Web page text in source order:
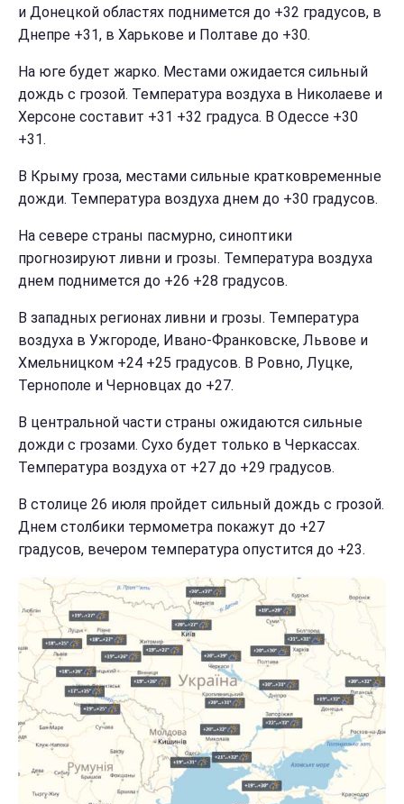
и Донецкой областях поднимется до +32 градусов, в
Днепре +31, в Харькове и Полтаве до +30.
На юге будет жарко. Местами ожидается сильный
дождь с грозой. Температура воздуха в Николаеве и
Херсоне составит +31 +32 градуса. В Одессе +30
+31.
В Крыму гроза, местами сильные кратковременные
дожди. Температура воздуха днем до +30 градусов.
На севере страны пасмурно, синоптики
прогнозируют ливни и грозы. Температура воздуха
днем поднимется до +26 +28 градусов.
В западных регионах ливни и грозы. Температура
воздуха в Ужгороде, Ивано-Франковске, Львове и
Хмельницком +24 +25 градусов. В Ровно, Луцке,
Тернополе и Черновцах до +27.
В центральной части страны ожидаются сильные
дожди с грозами. Сухо будет только в Черкассах.
Температура воздуха от +27 до +29 градусов.
В столице 26 июля пройдет сильный дождь с грозой.
Днем столбики термометра покажут до +27
градусов, вечером температура опустится до +23.